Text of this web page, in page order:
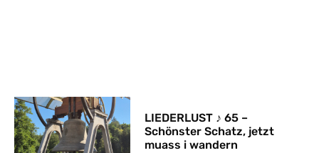
LIEDERLUST ♪ 65 –
Schönster Schatz, jetzt
muass i wandern